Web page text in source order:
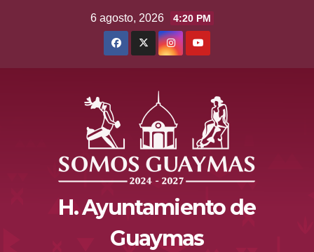
6 agosto, 2026 4:20 PM
H. Ayuntamiento de
Guaymas